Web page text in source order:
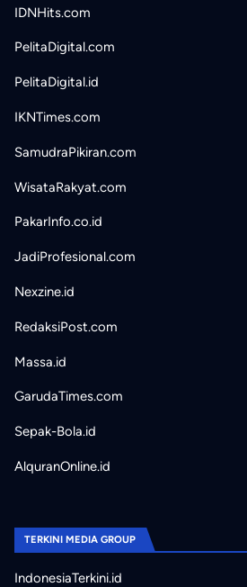
IDNHits.com
PelitaDigital.com
PelitaDigital.id
IKNTimes.com
SamudraPikiran.com
WisataRakyat.com
PakarInfo.co.id
JadiProfesional.com
Nexzine.id
RedaksiPost.com
Massa.id
GarudaTimes.com
Sepak-Bola.id
AlquranOnline.id
TERKINI MEDIA GROUP
IndonesiaTerkini.id